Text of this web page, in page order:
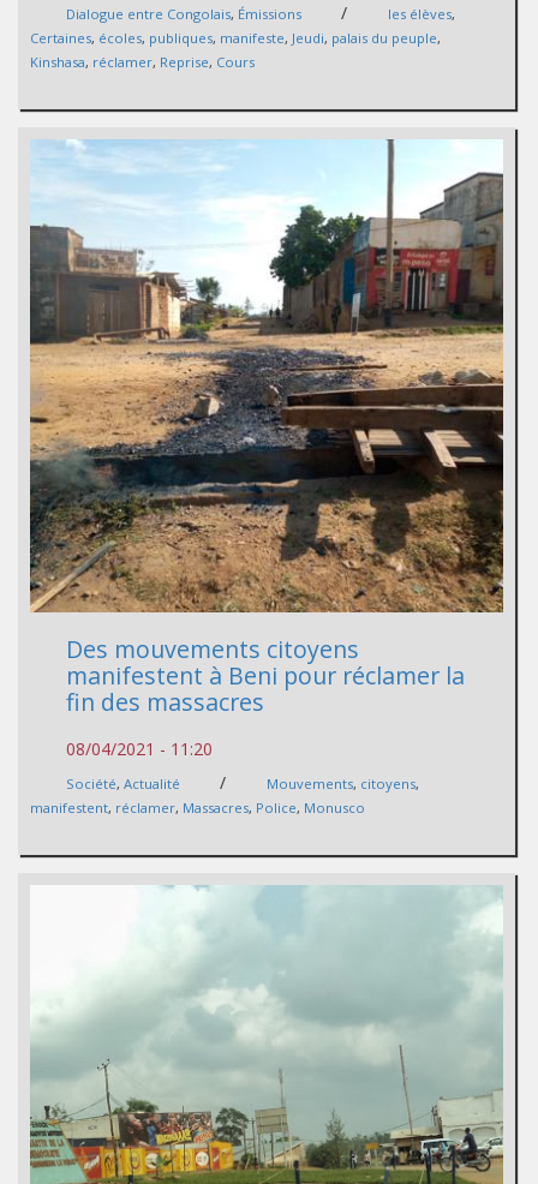
Dialogue entre Congolais, Émissions / les élèves,
Certaines, écoles, publiques, manifeste, Jeudi, palais du peuple,
Kinshasa, réclamer, Reprise, Cours
Des mouvements citoyens
manifestent à Beni pour réclamer la
fin des massacres
08/04/2021 - 11:20
Société, Actualité / Mouvements, citoyens,
manifestent, réclamer, Massacres, Police, Monusco